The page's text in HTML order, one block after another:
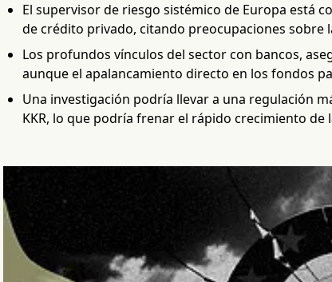
El supervisor de riesgo sistémico de Europa está
de crédito privado, citando preocupaciones sobre
Los profundos vínculos del sector con bancos,
aunque el apalancamiento directo en los fondos
Una investigación podría llevar a una regulación
KKR, lo que podría frenar el rápido crecimiento de